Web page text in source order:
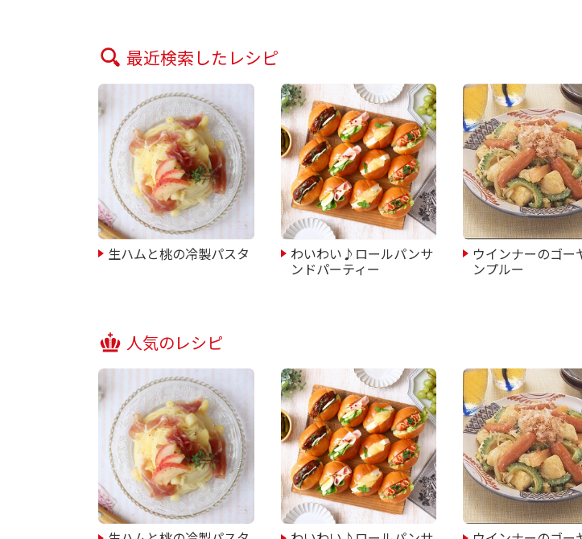
最近検索したレシピ
生ハムと桃の冷製パスタ わいわい♪ロールパンサ
ンドパーティー
ウインナーのゴー
ンプルー
人気のレシピ